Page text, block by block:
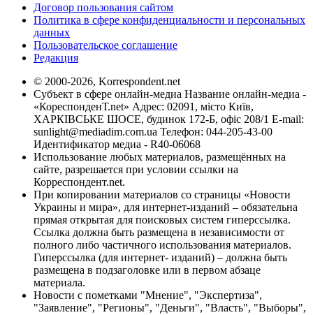
Договор пользования сайтом
Политика в сфере конфиденциальности и персональных
данных
Пользовательское соглашение
Редакция
© 2000-2026, Korrespondent.net
Субъект в сфере онлайн-медиа Название онлайн-медиа -
«КореспонденТ.net» Адрес: 02091, місто Київ,
ХАРКІВСЬКЕ ШОСЕ, будинок 172-Б, офіс 208/1 E-mail:
sunlight@mediadim.com.ua Телефон: 044-205-43-00
Идентификатор медиа - R40-06068
Использование любых материалов, размещённых на
сайте, разрешается при условии ссылки на
Корреспондент.net.
При копировании материалов со страницы «Новости
Украины и мира», для интернет-изданий – обязательна
прямая открытая для поисковых систем гиперссылка.
Ссылка должна быть размещена в независимости от
полного либо частичного использования материалов.
Гиперссылка (для интернет- изданий) – должна быть
размещена в подзаголовке или в первом абзаце
материала.
Новости с пометками "Мнение", "Экспертиза",
"Заявление", "Регионы", "Деньги", "Власть", "Выборы",